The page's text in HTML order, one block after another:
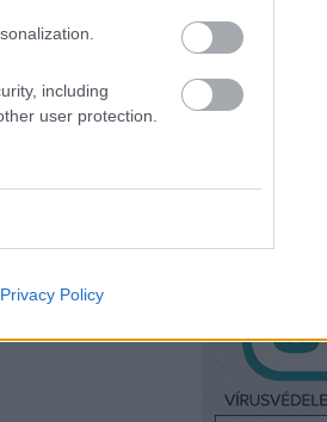
including
user protection.
Privacy Policy